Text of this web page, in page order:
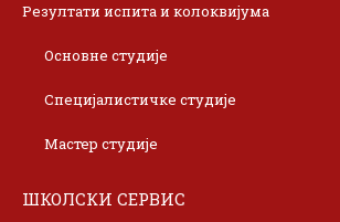
Резултати испита и колоквијума
Основне студије
Специјалистичке студије
Мастер студије
ШКОЛСКИ СЕРВИС